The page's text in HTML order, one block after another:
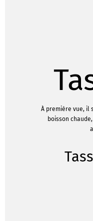
À première vue, il
boisson